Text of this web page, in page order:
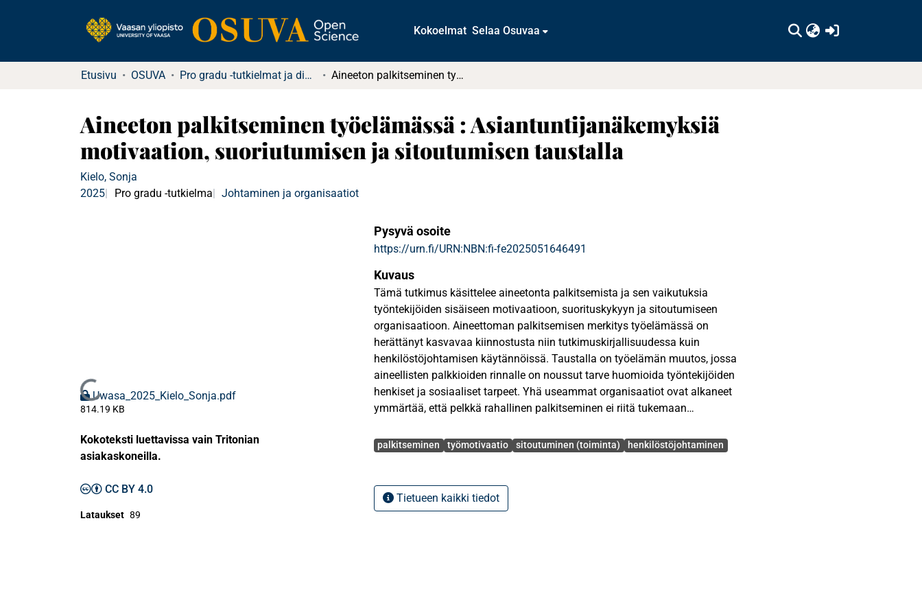
Kokoelmat Selaa Osuvaa
Etusivu OSUVA Pro gradu -tutkielmat ja diplomityöt (rajattu saatavuus) Aineeton palkitseminen työelämässä : Asiantuntijanäkemyksiä motivaation, suoriutumisen ja sitoutumisen taustalla
Aineeton palkitseminen työelämässä : Asiantuntijanäkemyksiä
motivaation, suoriutumisen ja sitoutumisen taustalla
Kielo, Sonja
2025
Pro gradu -tutkielma Johtaminen ja organisaatiot
Ladataan...
Uwasa_2025_Kielo_Sonja.pdf
814.19 KB
Kokoteksti luettavissa vain Tritonian
asiakaskoneilla.
CC BY 4.0
Lataukset 89
Pysyvä osoite
https://urn.fi/URN:NBN:fi-fe2025051646491
Kuvaus
Tämä tutkimus käsittelee aineetonta palkitsemista ja sen vaikutuksia
työntekijöiden sisäiseen motivaatioon, suorituskykyyn ja sitoutumiseen
organisaatioon. Aineettoman palkitsemisen merkitys työelämässä on
herättänyt kasvavaa kiinnostusta niin tutkimuskirjallisuudessa kuin
henkilöstöjohtamisen käytännöissä. Taustalla on työelämän muutos, jossa
aineellisten palkkioiden rinnalle on noussut tarve huomioida työntekijöiden
henkiset ja sosiaaliset tarpeet. Yhä useammat organisaatiot ovat alkaneet
ymmärtää, että pelkkä rahallinen palkitseminen ei riitä tukemaan
tutkimuksessa tarkastellaan, miten aineetonta palkitsemista voidaan
Teoreettinen viitekehys muodostuu useista toisiaan täydentävistä
Avainsanat
palkitseminen työmotivaatio sitoutuminen (toiminta) henkilöstöjohtaminen
Tietueen kaikki tiedot